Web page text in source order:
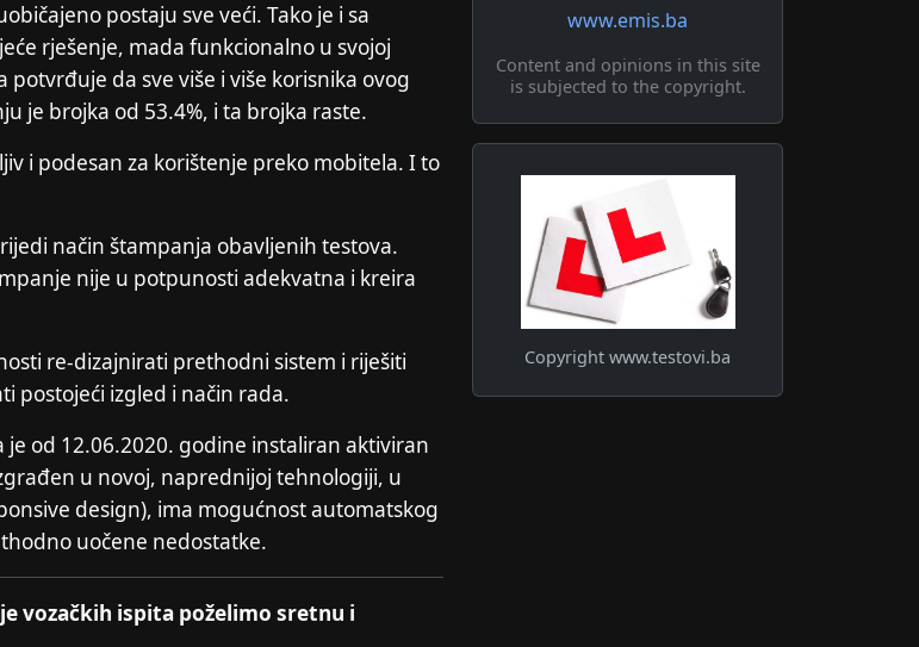
postaju sve veći. Tako je i sa
rješenje, mada funkcionalno u svojoj
da sve više i više korisnika ovog
je brojka od 53.4%, i ta brojka raste.
i podesan za korištenje preko mobitela. I to
način štampanja obavljenih testova.
nije u potpunosti adekvatna i kreira
re-dizajnirati prethodni sistem i riješiti
postojeći izgled i način rada.
je od 12.06.2020. godine instaliran aktiviran
u novoj, naprednijoj tehnologiji, u
design), ima mogućnost automatskog
uočene nedostatke.
vozačkih ispita poželimo sretnu i
www.emis.ba
Content and opinions in this site
is subjected to the copyright.
Copyright www.testovi.ba